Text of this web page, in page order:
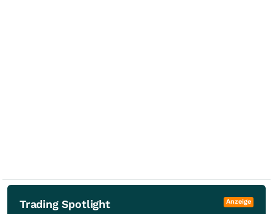
Trading Spotlight Anzeige